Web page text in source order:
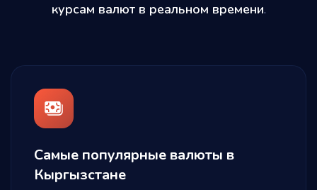
курсам валют в реальном времени.
Самые популярные валюты в
Кыргызстане